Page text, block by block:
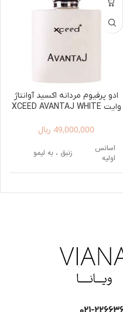
ادو پرفیوم مردانه اکسید آوانتاژ
وایت XCEED AVANTAJ WHITE
49,000,000 ریال
اسانس
اولیه
زنبق ، به لیمو
میانی
برگ بنفشه